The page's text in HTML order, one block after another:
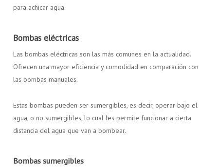
para achicar agua.
Bombas eléctricas
Las bombas eléctricas son las más comunes en la actualidad.
Ofrecen una mayor eficiencia y comodidad en comparación con
las bombas manuales.
Estas bombas pueden ser sumergibles, es decir, operar bajo el
agua, o no sumergibles, lo cual les permite funcionar a cierta
distancia del agua que van a bombear.
Bombas sumergibles